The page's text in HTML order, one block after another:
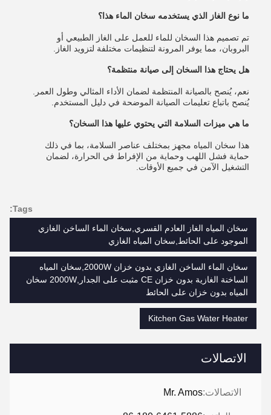
الاتصالات
الاتصالات:Mr. Amos
ما نوع الغاز الذي يستخدمه سخان الماء هذا؟
تم تصميم هذا السخان للماء للعمل على الغاز الطبيعي أو
البروبان، مما يوفر المرونة لتنظيمات مختلفة لتزويد الغاز.
هل يحتاج هذا السخان إلى صيانة منتظمة؟
نعم، يُنصح بالصيانة المنتظمة لضمان الأداء المثالي وطول العمر.
يُنصح باتباع تعليمات الصيانة الموضحة في دليل المستخدم.
ما هي ميزات السلامة التي يحتوي عليها هذا السخان؟
هذا سخان المياه مجهز بمختلف عناصر السلامة، بما في ذلك
حماية فشل اللهب وحماية من الإفراط في الحرارة، لضمان
التشغيل الآمن في جميع الأوقات.
Tags:
سخان المياه الغاز العادم القسري,سخان الماء الساخن الغازي
الموجود على الحائط,سخان المياه الغازي
سخان الماء الساخن الغازي بدون خزان 2000W,سخان المياه
الساخنة الغازية بدون خزان CE مثبت على الجدار,2000W سخان
المياه بدون خزان على الحائط
Kitchen Gas Water Heater